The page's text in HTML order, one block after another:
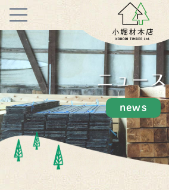
ニュース
news